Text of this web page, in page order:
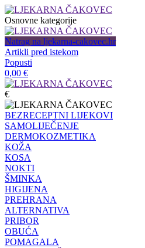
Osnovne kategorije
Natrag na ljekarna-cakovec.hr
Artikli pred istekom
Popusti
0,00 €
€
BEZRECEPTNI LIJEKOVI
SAMOLIJEČENJE
DERMOKOZMETIKA
KOŽA
KOSA
NOKTI
ŠMINKA
HIGIJENA
PREHRANA
ALTERNATIVA
PRIBOR
OBUĆA
POMAGALA